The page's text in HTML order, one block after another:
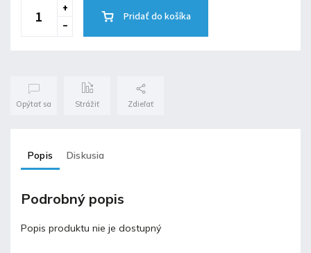
Pridať do košíka
Opýtať sa Strážiť Zdieľať
Popis Diskusia
Podrobný popis
Popis produktu nie je dostupný